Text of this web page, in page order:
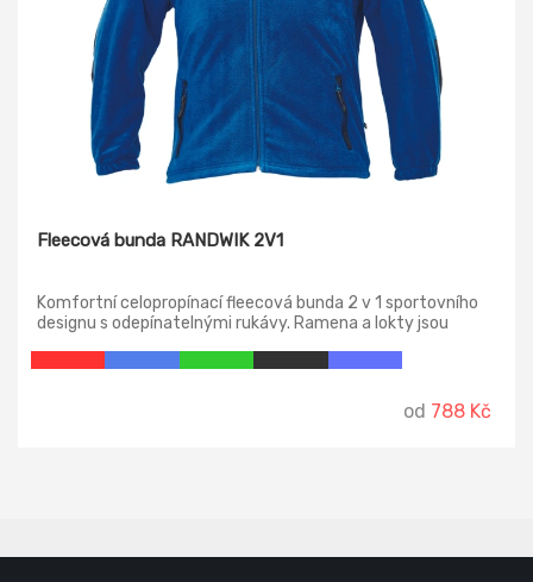
Fleecová bunda RANDWIK 2V1
Komfortní celopropínací fleecová bunda 2 v 1 sportovního
designu s odepínatelnými rukávy. Ramena a lokty jsou
od 788 Kč